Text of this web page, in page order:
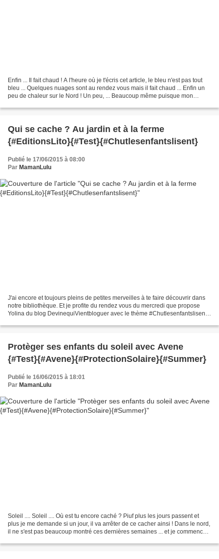
Enfin ... Il fait chaud ! A l'heure où je t'écris cet article, le bleu n'est pas tout
bleu ... Quelques nuages sont au rendez vous mais il fait chaud ... Enfin un
peu de chaleur sur le Nord ! Un peu, ... Beaucoup même puisque mon
Qui se cache ? Au jardin et à la ferme
{#EditionsLito}{#Test}{#Chutlesenfantslisent}
Publié le 17/06/2015 à 08:00
Par MamanLulu
J'ai encore et toujours pleins de petites merveilles à te faire découvrir dans
notre bibliothèque. Et je profite du rendez vous du mercredi que propose
Yolina du blog DevinequiVientbloguer avec le thème #Chutlesenfantslisent .
Protèger ses enfants du soleil avec Avene
{#Test}{#Avene}{#ProtectionSolaire}{#Summer}
Publié le 16/06/2015 à 18:01
Par MamanLulu
Soleil .... Soleil .... Où est tu encore caché ? Piuf plus les jours passent et
plus je me demande si un jour, il va arrêter de ce cacher ainsi ! Dans le nord,
il ne s'est pas beaucoup montré ces dernières semaines ... et je commence à